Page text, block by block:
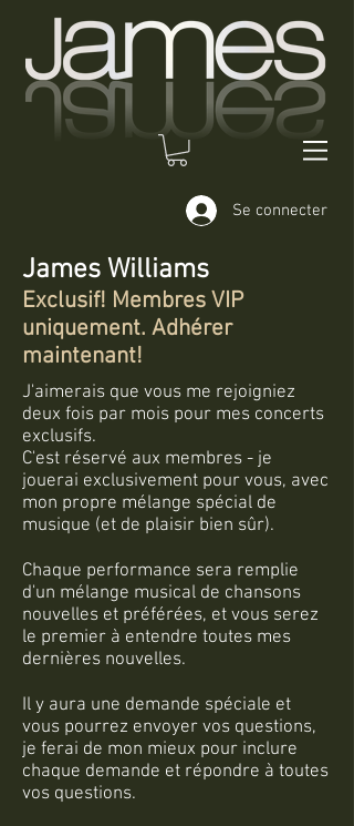
Se connecter
James Williams
Exclusif! Membres VIP
uniquement. Adhérer
maintenant!
J'aimerais que vous me rejoigniez
deux fois par mois pour mes concerts
exclusifs.
C'est réservé aux membres - je
jouerai exclusivement pour vous, avec
mon propre mélange spécial de
musique (et de plaisir bien sûr).
Chaque performance sera remplie
d'un mélange musical de chansons
nouvelles et préférées, et vous serez
le premier à entendre toutes mes
dernières nouvelles.
Il y aura une demande spéciale et
vous pourrez envoyer vos questions,
je ferai de mon mieux pour inclure
chaque demande et répondre à toutes
vos questions.